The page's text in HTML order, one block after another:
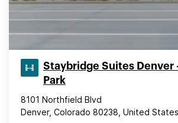
Staybridge Suites Denver
Park
8101 Northfield Blvd
Denver, Colorado 80238, United States